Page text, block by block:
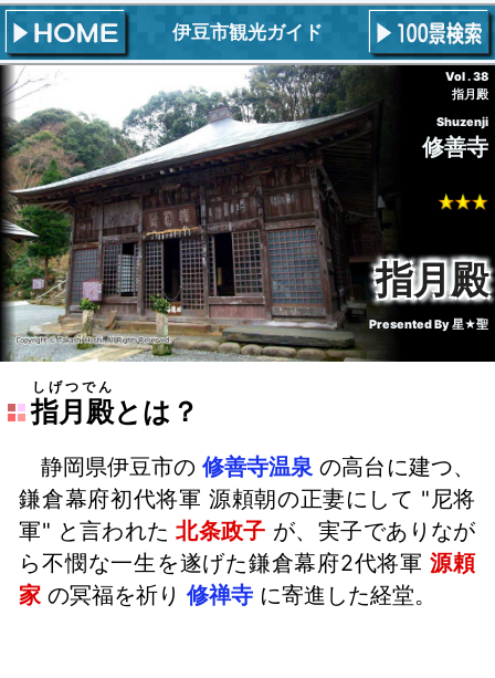
伊豆市観光ガイド
Vol . 38
指月殿
Shuzenji
修善寺
指月殿
Presented By星★聖
指月殿
しげつでん
とは？
静岡県伊豆市の修善寺温泉の高台に建つ、
鎌倉幕府初代将軍 源頼朝の正妻にして "尼将
軍" と言われた北条政子 が、実子でありなが
ら不憫な一生を遂げた鎌倉幕府2代将軍源頼
家 の冥福を祈り修禅寺 に寄進した経堂。